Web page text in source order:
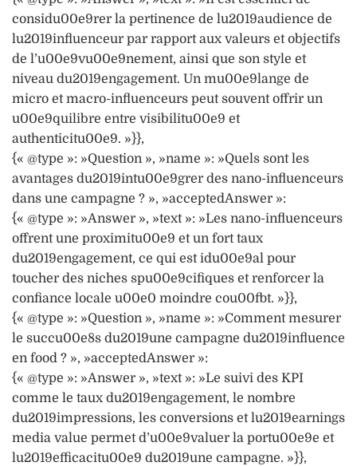
considu00e9rer la pertinence de lu2019audience de
lu2019influenceur par rapport aux valeurs et objectifs
de l’u00e9vu00e9nement, ainsi que son style et
niveau du2019engagement. Un mu00e9lange de
micro et macro-influenceurs peut souvent offrir un
u00e9quilibre entre visibilitu00e9 et
authenticitu00e9. »}},
{« @type »: »Question », »name »: »Quels sont les
avantages du2019intu00e9grer des nano-influenceurs
dans une campagne ? », »acceptedAnswer »:
{« @type »: »Answer », »text »: »Les nano-influenceurs
offrent une proximitu00e9 et un fort taux
du2019engagement, ce qui est idu00e9al pour
toucher des niches spu00e9cifiques et renforcer la
confiance locale u00e0 moindre cou00fbt. »}},
{« @type »: »Question », »name »: »Comment mesurer
le succu00e8s du2019une campagne du2019influence
en food ? », »acceptedAnswer »:
{« @type »: »Answer », »text »: »Le suivi des KPI
comme le taux du2019engagement, le nombre
du2019impressions, les conversions et lu2019earnings
media value permet d’u00e9valuer la portu00e9e et
lu2019efficacitu00e9 du2019une campagne. »}},